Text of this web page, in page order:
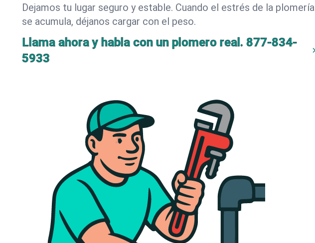
Dejamos tu lugar seguro y estable. Cuando el estrés de la plomería
se acumula, déjanos cargar con el peso.
Llama ahora y habla con un plomero real. 877-834-
5933